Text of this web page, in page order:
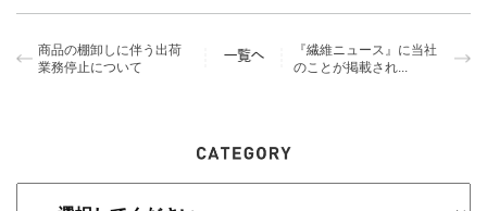
商品の棚卸しに伴う出荷
業務停止について
『繊維ニュース』に当社
のことが掲載され...